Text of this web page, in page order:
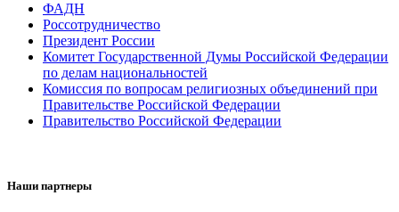
ФАДН
Россотрудничество
Президент России
Комитет Государственной Думы Российской Федерации
по делам национальностей
Комиссия по вопросам религиозных объединений при
Правительстве Российской Федерации
Правительство Российской Федерации
Наши партнеры